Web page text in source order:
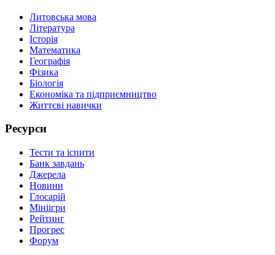
Литовська мова
Література
Історія
Математика
Географія
Фізика
Біологія
Економіка та підприємництво
Життєві навички
Ресурси
Тести та іспити
Банк завдань
Джерела
Новини
Глосарій
Мініігри
Рейтинг
Прогрес
Форум